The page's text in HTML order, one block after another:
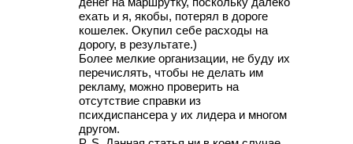
ехать и я, якобы, потерял в дороге
кошелек. Окупил себе расходы на
дорогу, в результате.)
Более мелкие организации, не буду их
перечислять, чтобы не делать им
рекламу, можно проверить на
отсутствие справки из
психдиспансера у их лидера и многом
другом.